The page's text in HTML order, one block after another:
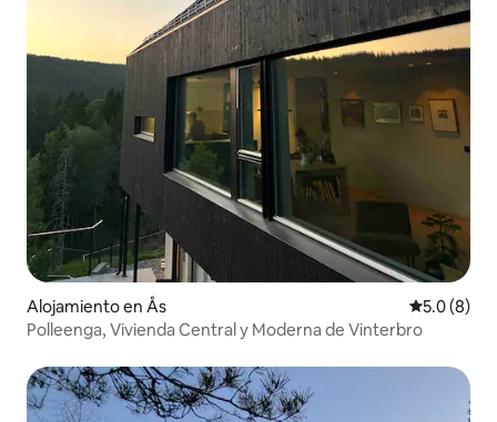
Alojamiento en Ås
5.0 (8)
Polleenga, Vivienda Central y Moderna de Vinterbro